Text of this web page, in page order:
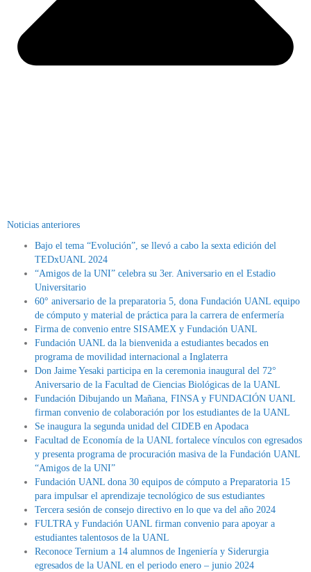
Noticias anteriores
Bajo el tema “Evolución”, se llevó a cabo la sexta edición del
TEDxUANL 2024
“Amigos de la UNI” celebra su 3er. Aniversario en el Estadio
Universitario
60° aniversario de la preparatoria 5, dona Fundación UANL equipo
de cómputo y material de práctica para la carrera de enfermería
Firma de convenio entre SISAMEX y Fundación UANL
Fundación UANL da la bienvenida a estudiantes becados en
programa de movilidad internacional a Inglaterra
Don Jaime Yesaki participa en la ceremonia inaugural del 72°
Aniversario de la Facultad de Ciencias Biológicas de la UANL
Fundación Dibujando un Mañana, FINSA y FUNDACIÓN UANL
firman convenio de colaboración por los estudiantes de la UANL
Se inaugura la segunda unidad del CIDEB en Apodaca
Facultad de Economía de la UANL fortalece vínculos con egresados
y presenta programa de procuración masiva de la Fundación UANL
“Amigos de la UNI”
Fundación UANL dona 30 equipos de cómputo a Preparatoria 15
para impulsar el aprendizaje tecnológico de sus estudiantes
Tercera sesión de consejo directivo en lo que va del año 2024
FULTRA y Fundación UANL firman convenio para apoyar a
estudiantes talentosos de la UANL
Reconoce Ternium a 14 alumnos de Ingeniería y Siderurgia
egresados de la UANL en el periodo enero – junio 2024